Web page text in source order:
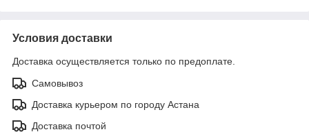
Условия доставки
Доставка осуществляется только по предоплате.
Самовывоз
Доставка курьером по городу Астана
Доставка почтой